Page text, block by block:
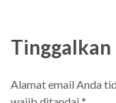
Tinggalkan
Alamat email Anda